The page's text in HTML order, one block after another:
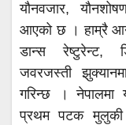
यौनवजार,
आएको छ । हाम्रै
डान्स रेष्टुरेन्ट,
जवरजस्ती
गरिन्छ । नेपालमा
प्रथम पटक मुलुकी